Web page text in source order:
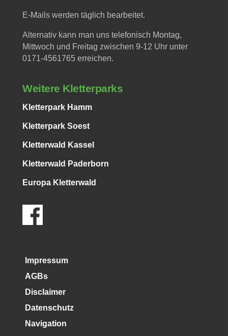
E-Mails werden täglich bearbeitet.
Alternativ kann man uns telefonisch Montag,
Mittwoch und Freitag zwischen 9-12 Uhr unter
0171-4561765 erreichen.
Weitere Kletterparks
Kletterpark Hamm
Kletterpark Soest
Kletterwald Kassel
Kletterwald Paderborn
Europa Kletterwald
Impressum
AGBs
Disclaimer
Datenschutz
Navigation